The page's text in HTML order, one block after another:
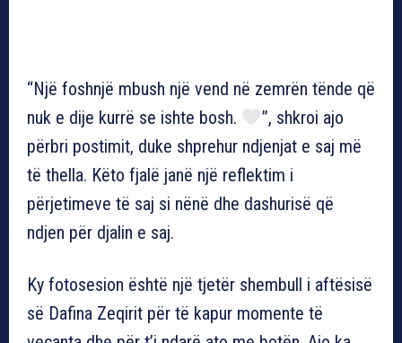
“Një foshnjë mbush një vend në zemrën tënde që
nuk e dije kurrë se ishte bosh.
”, shkroi ajo
përbri postimit, duke shprehur ndjenjat e saj më
të thella. Këto fjalë janë një reflektim i
përjetimeve të saj si nënë dhe dashurisë që
ndjen për djalin e saj.
Ky fotosesion është një tjetër shembull i aftësisë
së Dafina Zeqirit për të kapur momente të